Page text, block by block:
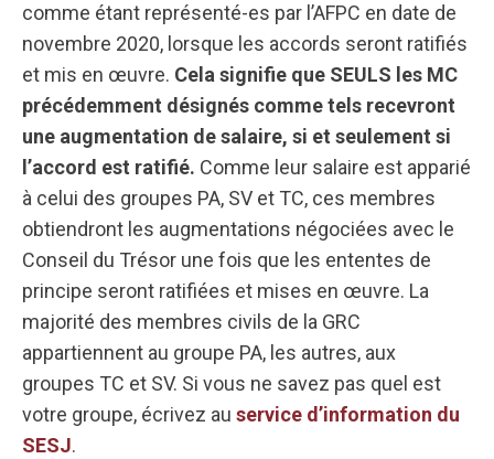
comme étant représenté-es par l’AFPC en date de
novembre 2020, lorsque les accords seront ratifiés
et mis en œuvre. Cela signifie que SEULS les MC
précédemment désignés comme tels recevront
une augmentation de salaire, si et seulement si
l’accord est ratifié. Comme leur salaire est apparié
à celui des groupes PA, SV et TC, ces membres
obtiendront les augmentations négociées avec le
Conseil du Trésor une fois que les ententes de
principe seront ratifiées et mises en œuvre. La
majorité des membres civils de la GRC
appartiennent au groupe PA, les autres, aux
groupes TC et SV. Si vous ne savez pas quel est
votre groupe, écrivez au service d’information du
SESJ.